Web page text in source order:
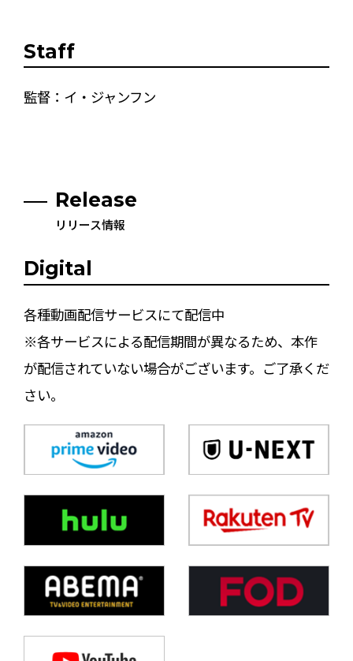
Staff
監督：イ・ジャンフン
Release
リリース情報
Digital
各種動画配信サービスにて配信中
※各サービスによる配信期間が異なるため、本作
が配信されていない場合がございます。ご了承くだ
さい。